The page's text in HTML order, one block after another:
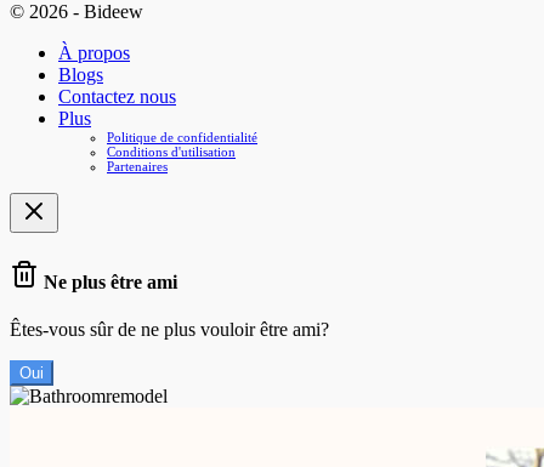
© 2026 - Bideew
À propos
Blogs
Contactez nous
Plus
Politique de confidentialité
Conditions d'utilisation
Partenaires
Ne plus être ami
Êtes-vous sûr de ne plus vouloir être ami?
Oui